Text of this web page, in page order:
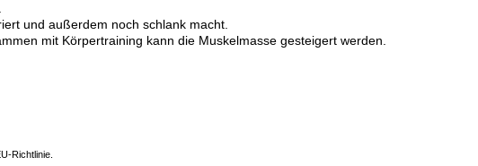
und außerdem noch schlank macht.
mit Körpertraining kann die Muskelmasse gesteigert werden.
Richtlinie.